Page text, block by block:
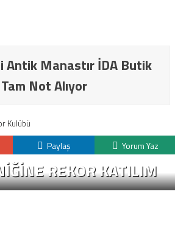
Antik Manastır İDA Butik
Not Alıyor
Kulübü
Paylaş Yorum Yaz
REKOR KATILIM